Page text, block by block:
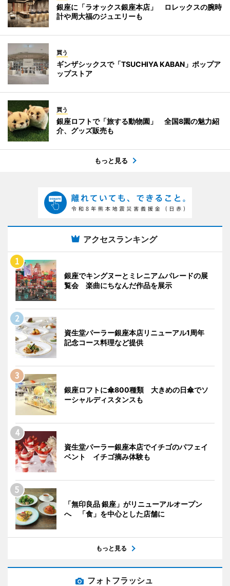
銀座に「ラオックス銀座本店」 ロレックスの腕時
計や周大福のジュエリーも
買う
ギンザシックスで「TSUCHIYA KABAN」ポップア
ップストア
買う
銀座ロフトで「旅する動物園」 全国8園の魅力紹
介、グッズ販売も
もっと見る
アクセスランキング
銀座でキングヌーとミレニアムパレードの展
覧会 楽曲にちなんだ作品を展示
資生堂パーラー銀座本店リニューアル1周年
記念コース料理など提供
銀座ロフトに傘800種類 大きめの日傘でソ
ーシャルディスタンスも
資生堂パーラー銀座本店でイチゴのパフェイ
ベント イチゴ摘み体験も
「無印良品 銀座」がリニューアルオープン
へ 「食」を中心とした店舗に
もっと見る
フォトフラッシュ